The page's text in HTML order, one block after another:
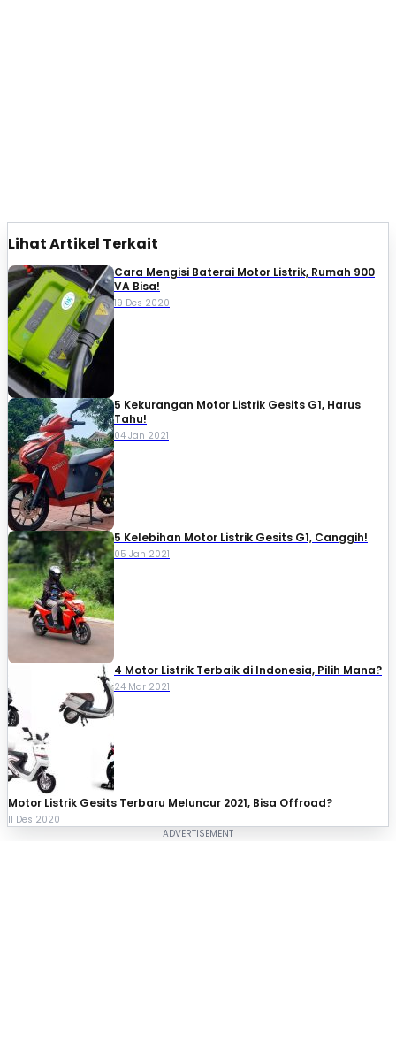
Lihat Artikel Terkait
Cara Mengisi Baterai Motor Listrik, Rumah 900
VA Bisa!
19 Des 2020
5 Kekurangan Motor Listrik Gesits G1, Harus
Tahu!
04 Jan 2021
5 Kelebihan Motor Listrik Gesits G1, Canggih!
05 Jan 2021
4 Motor Listrik Terbaik di Indonesia, Pilih Mana?
24 Mar 2021
Motor Listrik Gesits Terbaru Meluncur 2021, Bisa Offroad?
11 Des 2020